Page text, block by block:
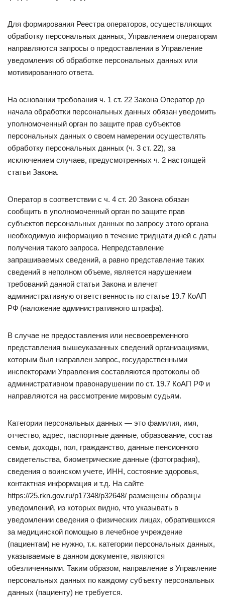
Для формирования Реестра операторов, осуществляющих
обработку персональных данных, Управлением операторам
направляются запросы о предоставлении в Управление
уведомления об обработке персональных данных или
мотивированного ответа.
На основании требования ч. 1 ст. 22 Закона Оператор до
начала обработки персональных данных обязан уведомить
уполномоченный орган по защите прав субъектов
персональных данных о своем намерении осуществлять
обработку персональных данных (ч. 3 ст. 22), за
исключением случаев, предусмотренных ч. 2 настоящей
статьи Закона.
Оператор в соответствии с ч. 4 ст. 20 Закона обязан
сообщить в уполномоченный орган по защите прав
субъектов персональных данных по запросу этого органа
необходимую информацию в течение тридцати дней с даты
получения такого запроса. Непредставление
запрашиваемых сведений, а равно представление таких
сведений в неполном объеме, является нарушением
требований данной статьи Закона и влечет
административную ответственность по статье 19.7 КоАП
РФ (наложение административного штрафа).
В случае не предоставления или несвоевременного
представления вышеуказанных сведений организациями,
которым был направлен запрос, государственными
инспекторами Управления составляются протоколы об
административном правонарушении по ст. 19.7 КоАП РФ и
направляются на рассмотрение мировым судьям.
Категории персональных данных — это фамилия, имя,
отчество, адрес, паспортные данные, образование, состав
семьи, доходы, пол, гражданство, данные пенсионного
свидетельства, биометрические данные (фотография),
сведения о воинском учете, ИНН, состояние здоровья,
контактная информация и т.д. На сайте
https://25.rkn.gov.ru/p17348/p32648/ размещены образцы
уведомлений, из которых видно, что указывать в
уведомлении сведения о физических лицах, обратившихся
за медицинской помощью в лечебное учреждение
(пациентам) не нужно, т.к. категории персональных данных,
указываемые в данном документе, являются
обезличенными. Таким образом, направление в Управление
персональных данных по каждому субъекту персональных
данных (пациенту) не требуется.